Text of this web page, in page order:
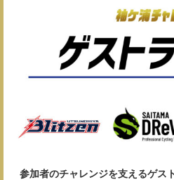
参加者のチャレンジを支えるゲス